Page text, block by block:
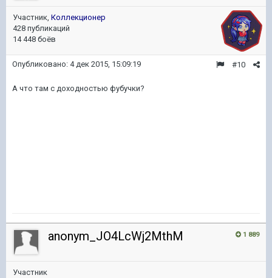
Участник, Коллекционер
428 публикаций
14 448 боёв
#10
Опубликовано: 4 дек 2015, 15:09:19
А что там с доходностью фубучки?
1 889
anonym_JO4LcWj2MthM
Участник